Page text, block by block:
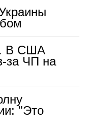
В США
за ЧП на
"Это